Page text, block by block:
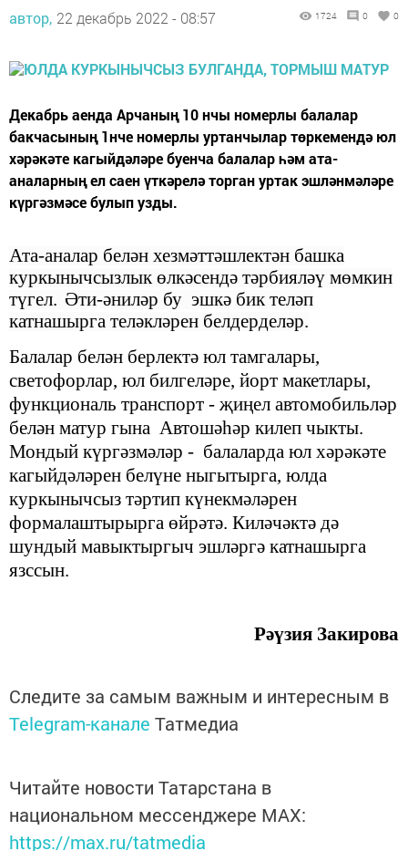
автор, 22 декабрь 2022 - 08:57 1724 0 0
Декабрь аенда Арчаның 10 нчы номерлы балалар
бакчасының 1нче номерлы уртанчылар төркемендә юл
хәрәкәте кагыйдәләре буенча балалар һәм ата-
аналарның ел саен үткәрелә торган уртак эшләнмәләре
күргәзмәсе булып узды.
Ата-аналар белән хезмәттәшлектән башка
куркынычсызлык өлкәсендә тәрбияләү мөмкин
түгел. Әти-әниләр бу эшкә бик теләп
катнашырга теләкләрен белдерделәр.
Балалар белән берлектә юл тамгалары,
светофорлар, юл билгеләре, йорт макетлары,
функциональ транспорт - җиңел автомобильләр
белән матур гына Автошәһәр килеп чыкты.
Мондый күргәзмәләр - балаларда юл хәрәкәте
кагыйдәләрен белүне ныгытырга, юлда
куркынычсыз тәртип күнекмәләрен
формалаштырырга өйрәтә. Киләчәктә дә
шундый мавыктыргыч эшләргә катнашырга
язссын.
Рәүзия Закирова
Следите за самым важным и интересным в
Telegram-канале Татмедиа
Читайте новости Татарстана в
национальном мессенджере MАХ:
https://max.ru/tatmedia